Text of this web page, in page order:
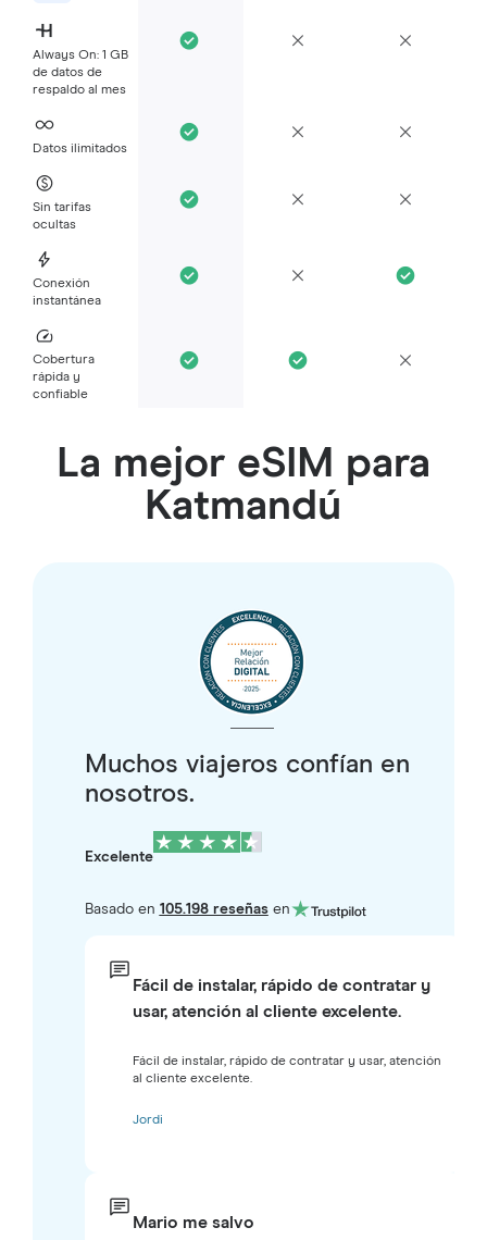
Always On: 1 GB
de datos de
respaldo al mes
Datos ilimitados
Sin tarifas
ocultas
Conexión
instantánea
Cobertura
rápida y
confiable
La mejor eSIM para
Katmandú
Muchos viajeros confían en
nosotros.
Excelente
Basado en 105.198 reseñasen
Fácil de instalar, rápido de contratar y
usar, atención al cliente excelente.
Fácil de instalar, rápido de contratar y usar, atención
al cliente excelente.
Jordi
Mario me salvo